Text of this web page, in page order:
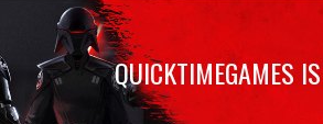
QUICKTIMEGAMES